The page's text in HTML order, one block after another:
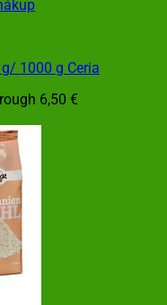
1000 g Ceria
6,50 €